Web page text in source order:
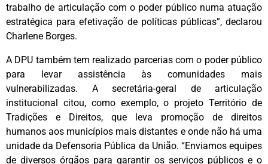
trabalho de articulação com o poder público numa atuação
estratégica para efetivação de políticas públicas”, declarou
Charlene Borges.
A DPU também tem realizado parcerias com o poder público
para levar assistência às comunidades mais
vulnerabilizadas. A secretária-geral de articulação
institucional citou, como exemplo, o projeto Território de
Tradições e Direitos, que leva promoção de direitos
humanos aos municípios mais distantes e onde não há uma
unidade da Defensoria Pública da União. “Enviamos equipes
de diversos órgãos para garantir os serviços públicos e o